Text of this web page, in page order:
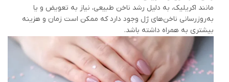
مانند اکریلیک، به دلیل رشد ناخن طبیعی، نیاز به تعویض و یا
به‌روزرسانی ناخن‌های ژل وجود دارد که ممکن است زمان و هزینه
بیشتری به همراه داشته باشد.